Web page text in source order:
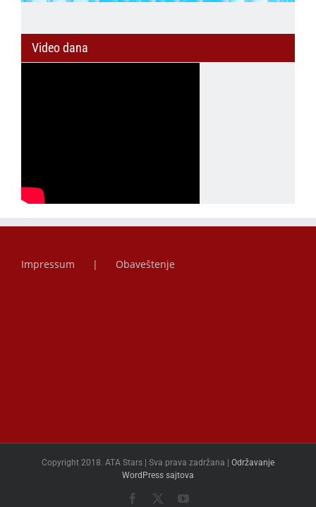
Video dana
Impressum Obaveštenje
Copyright 2018. ATA Stars | Sva prava zadržana | Održavanje
WordPress sajtova
Facebook YouTube